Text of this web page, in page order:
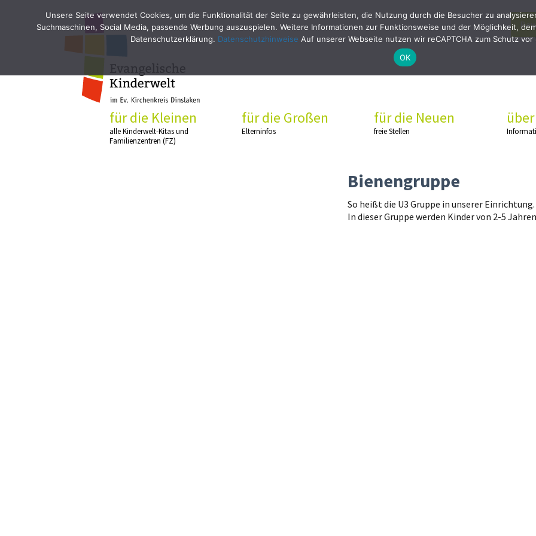
für die Kleinen
alle Kinderwelt-Kitas und
Familienzentren (FZ)
für die Großen
Elterninfos
für die Neuen
freie Stellen
Bienengruppe
So heißt die U3 Gruppe in unserer Einrichtung.
In dieser Gruppe werden Kinder von 2-5
Unsere Seite verwendet Cookies, um die Funktionalität der Seite zu gewährleisten, die Nutzung durch die Besucher zu
Suchmaschinen, Social Media, passende Werbung auszuspielen. Weitere Informationen zur Funktionsweise und der Möglichkeit,
Datenschutzerklärung. Datenschutzhinweise Auf unserer Webseite nutzen wir reCAPTCHA zum Schutz
OK